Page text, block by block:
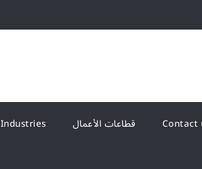
Industries قطاعات الأعمال